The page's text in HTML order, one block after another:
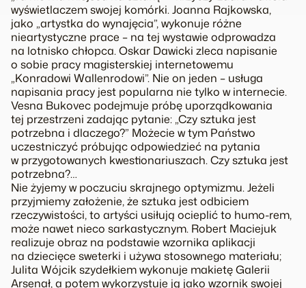
wyświetlaczem swojej komórki. Joanna Rajkowska,
jako „artystka do wynajęcia”, wykonuje różne
nieartystyczne prace – na tej wystawie odprowadza
na lotnisko chłopca. Oskar Dawicki zleca napisanie
o sobie pracy magisterskiej internetowemu
„Konradowi Wallenrodowi”. Nie on jeden – usługa
napisania pracy jest popularna nie tylko w internecie.
Vesna Bukovec podejmuje próbę uporządkowania
tej przestrzeni zadając pytanie: „Czy sztuka jest
potrzebna i dlaczego?” Możecie w tym Państwo
uczestniczyć próbując odpowiedzieć na pytania
w przygotowanych kwestionariuszach. Czy sztuka jest
potrzebna?…
Nie żyjemy w poczuciu skrajnego optymizmu. Jeżeli
przyjmiemy założenie, że sztuka jest odbiciem
rzeczywistości, to artyści usiłują ocieplić to humo-rem,
może nawet nieco sarkastycznym. Robert Maciejuk
realizuje obraz na podstawie wzornika aplikacji
na dziecięce sweterki i używa stosownego materiału;
Julita Wójcik szydełkiem wykonuje makietę Galerii
Arsenał, a potem wykorzystuje ją jako wzornik swojej